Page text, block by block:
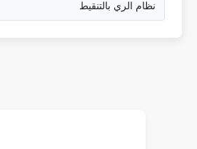
نظام الري بالتنقيط